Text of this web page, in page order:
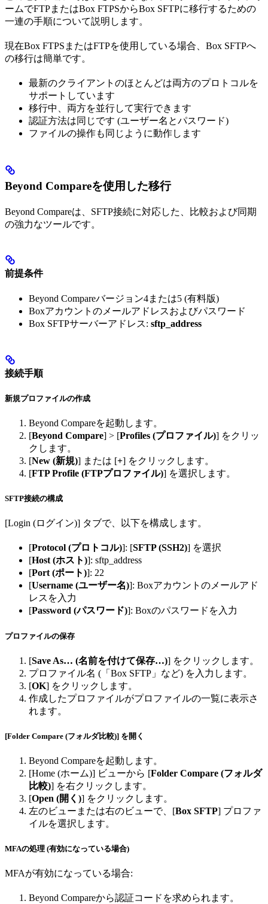
ームでFTPまたはBox FTPSからBox SFTPに移行するための
一連の手順について説明します。
現在Box FTPSまたはFTPを使用している場合、Box SFTPへ
の移行は簡単です。
最新のクライアントのほとんどは両方のプロトコルを
サポートしています
移行中、両方を並行して実行できます
認証方法は同じです (ユーザー名とパスワード)
ファイルの操作も同じように動作します
Beyond Compareを使用した移行
Beyond Compareは、SFTP接続に対応した、比較および同期
の強力なツールです。
前提条件
Beyond Compareバージョン4または5 (有料版)
Boxアカウントのメールアドレスおよびパスワード
Box SFTPサーバーアドレス: sftp_address
接続手順
新規プロファイルの作成
Beyond Compareを起動します。
[Beyond Compare] > [Profiles (プロファイル)] をクリッ
クします。
[New (新規)] または [+] をクリックします。
[FTP Profile (FTPプロファイル)] を選択します。
SFTP接続の構成
[Login (ログイン)] タブで、以下を構成します。
[Protocol (プロトコル)]: [SFTP (SSH2)] を選択
[Host (ホスト)]: sftp_address
[Port (ポート)]: 22
[Username (ユーザー名)]: Boxアカウントのメールアド
レスを入力
[Password (パスワード)]: Boxのパスワードを入力
プロファイルの保存
[Save As… (名前を付けて保存…)] をクリックします。
プロファイル名 (「Box SFTP」など) を入力します。
[OK] をクリックします。
作成したプロファイルがプロファイルの一覧に表示さ
れます。
[Folder Compare (フォルダ比較)] を開く
Beyond Compareを起動します。
[Home (ホーム)] ビューから [Folder Compare (フォルダ
比較)] を右クリックします。
[Open (開く)] をクリックします。
左のビューまたは右のビューで、[Box SFTP] プロファ
イルを選択します。
MFAの処理 (有効になっている場合)
MFAが有効になっている場合:
Beyond Compareから認証コードを求められます。